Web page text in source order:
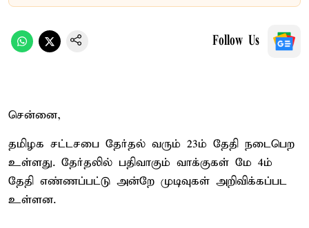
Follow Us
சென்னை,
தமிழக சட்டசபை தேர்தல் வரும் 23ம் தேதி நடைபெற
உள்ளது. தேர்தலில் பதிவாகும் வாக்குகள் மே 4ம்
தேதி எண்ணப்பட்டு அன்றே முடிவுகள் அறிவிக்கப்பட
உள்ளன.